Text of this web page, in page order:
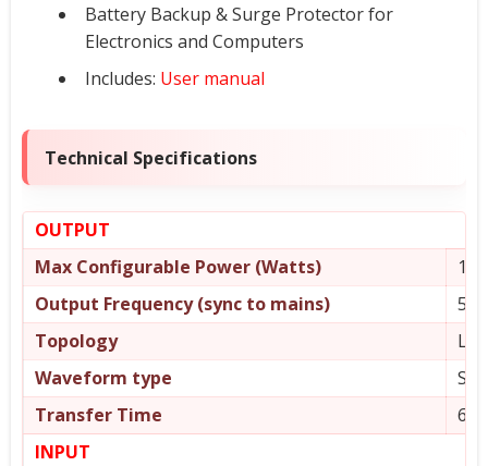
Input Connections
IEC 60320 C14
Cord Length
1.2 meters
Battery Backup & Surge Protector for
Electronics and Computers
Includes: User manual
Technical Specifications
OUTPUT
Max Configurable Power (Watts)
Output Frequency (sync to mains)
50/
Topology
Waveform type
Transfer Time
6
INPUT